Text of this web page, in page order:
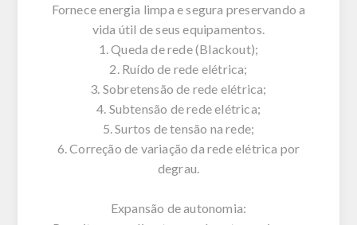
Fornece energia limpa e segura preservando a
vida útil de seus equipamentos.
1. Queda de rede (Blackout);
2. Ruído de rede elétrica;
3. Sobretensão de rede elétrica;
4. Subtensão de rede elétrica;
5. Surtos de tensão na rede;
6. Correção de variação da rede elétrica por
degrau.
Expansão de autonomia: